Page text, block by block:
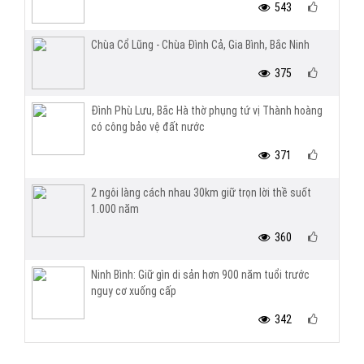
543
Chùa Cổ Lũng - Chùa Đình Cả, Gia Bình, Bắc Ninh
375
Đình Phù Lưu, Bắc Hà thờ phụng tứ vị Thành hoàng
có công bảo vệ đất nước
371
2 ngôi làng cách nhau 30km giữ trọn lời thề suốt
1.000 năm
360
Ninh Bình: Giữ gìn di sản hơn 900 năm tuổi trước
nguy cơ xuống cấp
342